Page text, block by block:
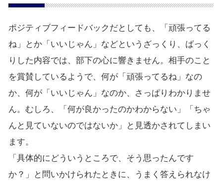
ポジティブフィードバックだとしても、「頑張ってる
ね」とか「いいじゃん」などというざっくり、ばっく
りした内容では、部下の心に響きません。相手のこと
を賞賛しているようで、何が「頑張ってるね」なの
か、何が「いいじゃん」なのか、さっぱりわかりませ
ん。むしろ、「何が良かったのかわからない」「ちゃ
んと見ていないのではないか」と見透かされてしまい
ます。
「具体的にどういうところで、そう思ったんです
か？」と問いかけられたときに、うまく答えられなけ